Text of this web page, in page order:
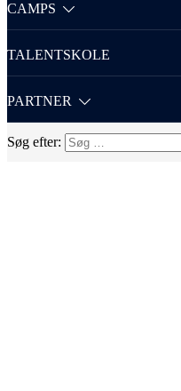
CAMPS
TALENTSKOLE
PARTNER
Søg efter: